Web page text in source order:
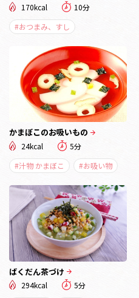
170kcal
10分
#おつまみ、すし
かまぼこのお吸いもの
24kcal
5分
#汁物 かまぼこ
#お吸い物
ばくだん茶づけ
294kcal
5分